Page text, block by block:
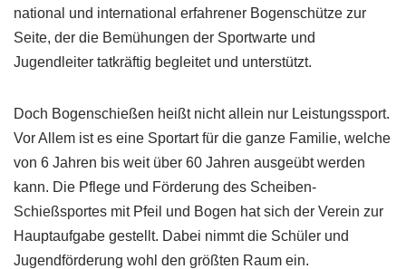
national und international erfahrener Bogenschütze zur
Seite, der die Bemühungen der Sportwarte und
Jugendleiter tatkräftig begleitet und unterstützt.
Doch Bogenschießen heißt nicht allein nur Leistungssport.
Vor Allem ist es eine Sportart für die ganze Familie, welche
von 6 Jahren bis weit über 60 Jahren ausgeübt werden
kann. Die Pflege und Förderung des Scheiben-
Schießsportes mit Pfeil und Bogen hat sich der Verein zur
Hauptaufgabe gestellt. Dabei nimmt die Schüler und
Jugendförderung wohl den größten Raum ein.